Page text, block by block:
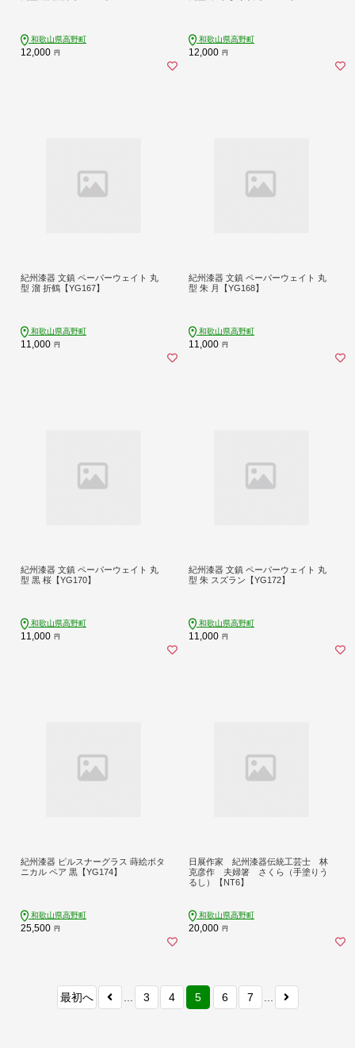
和歌山県高野町
12,000 円
和歌山県高野町
12,000 円
紀州漆器 文鎮 ペーパーウェイト 丸
型 溜 折鶴【YG167】
和歌山県高野町
11,000 円
紀州漆器 文鎮 ペーパーウェイト 丸
型 朱 月【YG168】
和歌山県高野町
11,000 円
紀州漆器 文鎮 ペーパーウェイト 丸
型 黒 桜【YG170】
和歌山県高野町
11,000 円
紀州漆器 文鎮 ペーパーウェイト 丸
型 朱 スズラン【YG172】
和歌山県高野町
11,000 円
紀州漆器 ピルスナーグラス 蒔絵ボタ
ニカル ペア 黒【YG174】
和歌山県高野町
25,500 円
日展作家 紀州漆器伝統工芸士 林
克彦作 夫婦箸 さくら（手塗りう
るし）【NT6】
和歌山県高野町
20,000 円
最初へ 3 4 5 6 7